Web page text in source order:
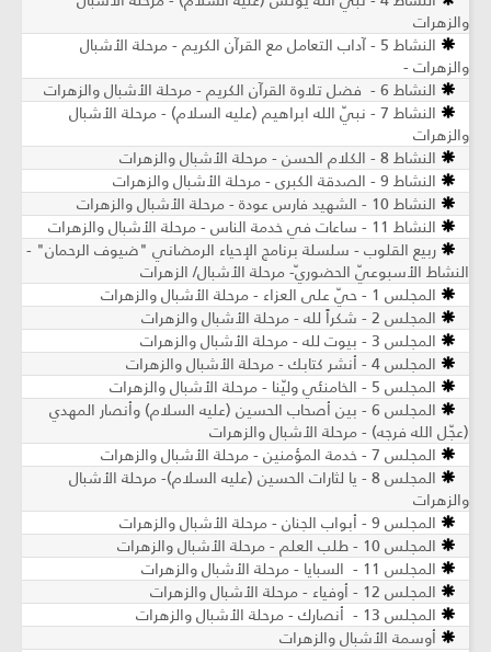
والزهرات
النشاط 5 - آداب التعامل مع القرآن الكريم ​- مرحلة الأشبال
والزهرات -
النشاط 6 - فضل تلاوة القرآن الكريم - مرحلة الأشبال والزهرات
النشاط 7 - نبيّ الله ابراهيم (عليه السلام) - مرحلة الأشبال
والزهرات
النشاط 8 - الكلام الحسن - مرحلة الأشبال والزهرات
النشاط 9 - الصدقة الكبرى - مرحلة الأشبال والزهرات
النشاط 10 - الشهيد فارس عودة - مرحلة الأشبال والزهرات
النشاط 11 - ساعات في خدمة الناس - مرحلة الأشبال والزهرات
ربيع القلوب - سلسلة برنامج الإحياء الرمضاني "ضيوف الرحمان" -
النشاط الأسبوعيّ الحضوريّ- مرحلة الأشبال/ الزهرات
المجلس 1 - حيّ على العزاء - مرحلة الأشبال والزهرات
المجلس 2 - شكراً لله - مرحلة الأشبال والزهرات
المجلس 3 - بيوت لله - مرحلة الأشبال والزهرات
المجلس 4 - أنشر كتابك - مرحلة الأشبال والزهرات
المجلس 5 - الخامنئي وليّنا - مرحلة الأشبال والزهرات
المجلس 6 - بين أصحاب الحسين (عليه السلام) وأنصار المهدي
(عجّل الله فرجه) - مرحلة الأشبال والزهرات
المجلس 7 - خدمة المؤمنين - مرحلة الأشبال والزهرات
المجلس 8 - يا لثارات الحسين (عليه السلام)- مرحلة الأشبال
والزهرات
المجلس 9 - أبواب الجنان - مرحلة الأشبال والزهرات
المجلس 10 - طلب العلم - مرحلة الأشبال والزهرات
المجلس 11 - السبايا - مرحلة الأشبال والزهرات
المجلس 12 - أوفياء - مرحلة الأشبال والزهرات
المجلس 13 - أنصارك - مرحلة الأشبال والزهرات
أوسمة الأشبال والزهرات